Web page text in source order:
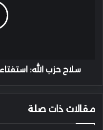
سلاح حزب الله:
مقالات ذات صلة